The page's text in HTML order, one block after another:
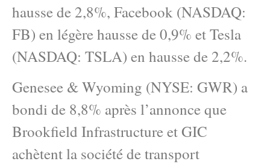
hausse de 2,8%, Facebook (NASDAQ:
FB) en légère hausse de 0,9% et Tesla
(NASDAQ: TSLA) en hausse de 2,2%.
Genesee & Wyoming (NYSE: GWR) a
bondi de 8,8% après l’annonce que
Brookfield Infrastructure et GIC
achètent la société de transport